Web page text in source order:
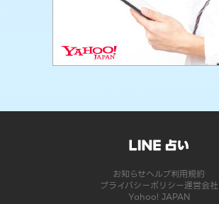
お知らせヘルプ利用規約
プライバシーポリシー運営会社
Yahoo! JAPAN